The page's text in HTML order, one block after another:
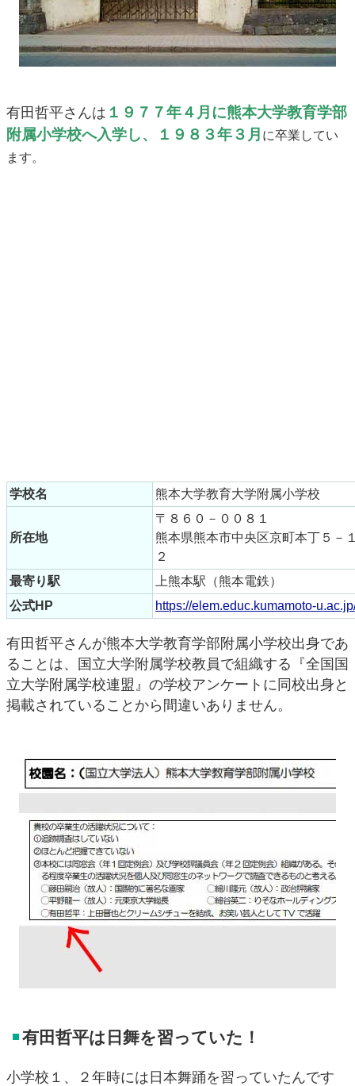
有田哲平さんは １９７７年４月に熊本大学教育学部
附属小学校へ入学し、１９８３年３月 に卒業してい
ます。
学校名 熊本大学教育大学附属小学校
所在地
〒８６０－００８１
熊本県熊本市中央区京町本丁５－
２
最寄り駅
上熊本駅（熊本電鉄）
公式HP
https://elem.educ.kumamoto-
有田哲平さんが熊本大学教育学部附属小学校出身であ
ることは、国立大学附属学校教員で組織する『全国国
立大学附属学校連盟』の学校アンケートに同校出身と
掲載されていることから間違いありません。
有田哲平は日舞を習っていた！
小学校１、２年時には日本舞踊を習っていたんです